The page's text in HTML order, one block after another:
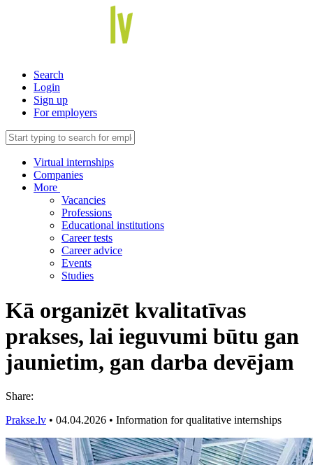
Search
Login
Sign up
For employers
Virtual internships
Companies
More
Vacancies
Professions
Educational institutions
Career tests
Career advice
Events
Studies
Kā organizēt kvalitatīvas
prakses, lai ieguvumi būtu gan
jaunietim, gan darba devējam
Share:
Prakse.lv • 04.04.2026 • Information for qualitative internships